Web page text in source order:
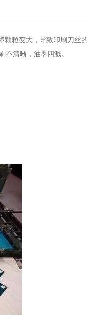
颗粒变大，导致印刷刀丝
不清晰，油墨四溅。